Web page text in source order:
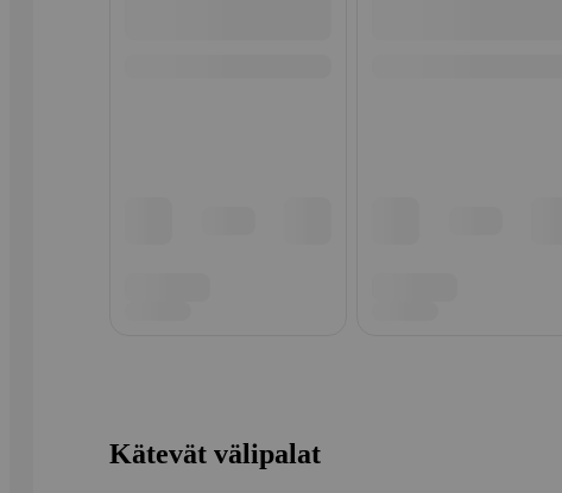
Kätevät välipalat